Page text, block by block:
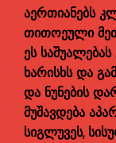
აერთიანებს
თითოეული
ეს
ხარისხს და
და ნუნების
მუშავდება
სიგლუვეს,